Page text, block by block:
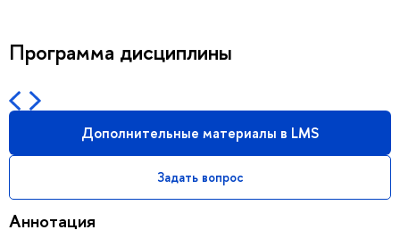
Программа дисциплины
Дополнительные материалы в LMS
Задать вопрос
Аннотация